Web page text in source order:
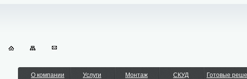
О компании
Услуги Монтаж СКУД Готовые